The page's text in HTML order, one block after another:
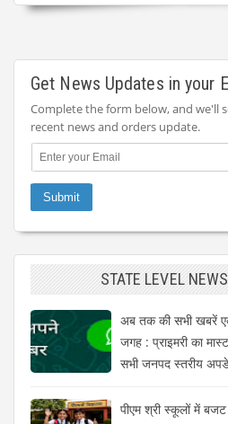
Get News Updates in your
Complete the form below, and we'll
recent news and orders update.
STATE LEVEL NEWS
अब तक की सभी खबरें
जगह : प्राइमरी का
सभी जनपद स्तरीय
पीएम श्री स्कूलों में